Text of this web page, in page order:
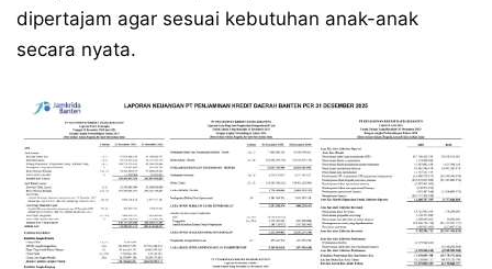
dipertajam agar sesuai kebutuhan anak-anak
secara nyata.